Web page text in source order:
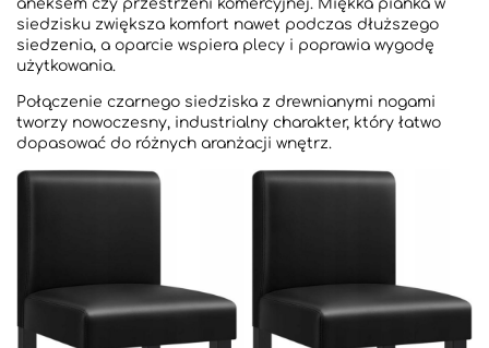
aneksem czy przestrzeni komercyjnej. Miękka pianka w
siedzisku zwiększa komfort nawet podczas dłuższego
siedzenia, a oparcie wspiera plecy i poprawia wygodę
użytkowania.
Połączenie czarnego siedziska z drewnianymi nogami
tworzy nowoczesny, industrialny charakter, który łatwo
dopasować do różnych aranżacji wnętrz.